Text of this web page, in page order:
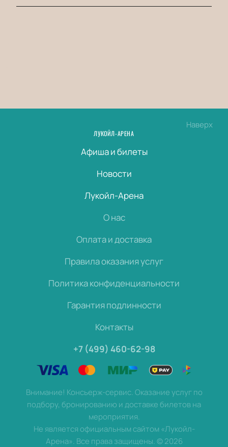
Наверх
ЛУКОЙЛ-АРЕНА
Афиша и билеты
Новости
Лукойл-Арена
О нас
Оплата и доставка
Правила оказания услуг
Политика конфиденциальности
Гарантия подлинности
Контакты
+7 (499) 460-62-98
Внимание! Консьерж-сервис. Оказание услуг по
подбору, бронированию и доставке билетов на
мероприятия.
Не является официальным сайтом «Лукойл-
Арена». Все права защищены.©2026